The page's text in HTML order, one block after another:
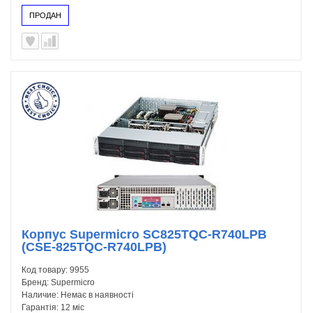
ПРОДАН
Корпус Supermicro SC825TQC-R740LPB
(CSE-825TQC-R740LPB)
Код товару: 9955
Бренд: Supermicro
Наличие: Немає в наявності
Гарантія: 12 міс